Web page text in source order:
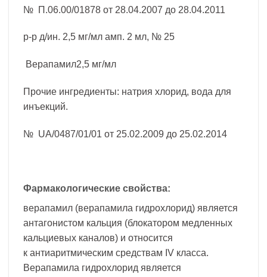
№ П.06.00/01878 от 28.04.2007 до 28.04.2011
р-р д/ин. 2,5 мг/мл амп. 2 мл, № 25
Верапамил2,5 мг/мл
Прочие ингредиенты: натрия хлорид, вода для
инъекций.
№ UA/0487/01/01 от 25.02.2009 до 25.02.2014
Фармакологические свойства:
верапамил (верапамила гидрохлорид) является
антагонистом кальция (блокатором медленных
кальциевых каналов) и относится
к антиаритмическим средствам IV класса.
Верапамила гидрохлорид является